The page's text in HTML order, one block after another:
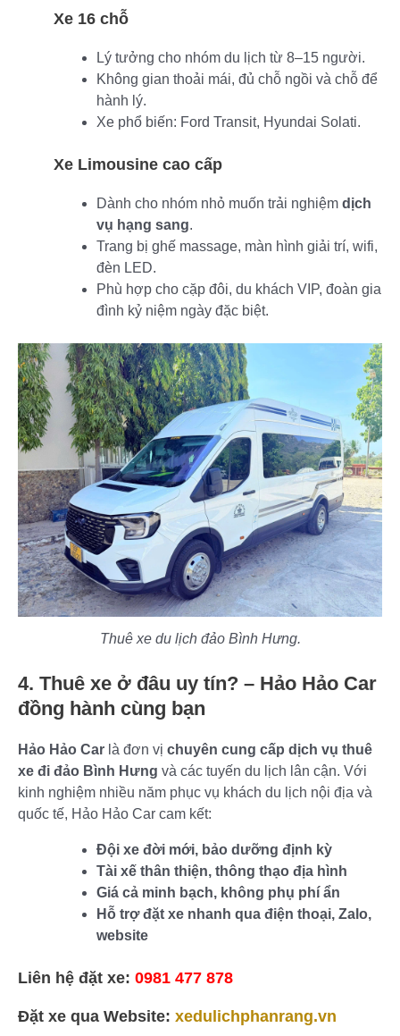
Xe 16 chỗ
Lý tưởng cho nhóm du lịch từ 8–15 người.
Không gian thoải mái, đủ chỗ ngồi và chỗ để
hành lý.
Xe phổ biến: Ford Transit, Hyundai Solati.
Xe Limousine cao cấp
Dành cho nhóm nhỏ muốn trải nghiệm dịch
vụ hạng sang.
Trang bị ghế massage, màn hình giải trí, wifi,
đèn LED.
Phù hợp cho cặp đôi, du khách VIP, đoàn gia
đình kỷ niệm ngày đặc biệt.
Thuê xe du lịch đảo Bình Hưng.
4. Thuê xe ở đâu uy tín? – Hảo Hảo Car
đồng hành cùng bạn
Hảo Hảo Car là đơn vị chuyên cung cấp dịch vụ thuê
xe đi đảo Bình Hưng và các tuyến du lịch lân cận. Với
kinh nghiệm nhiều năm phục vụ khách du lịch nội địa và
quốc tế, Hảo Hảo Car cam kết:
Đội xe đời mới, bảo dưỡng định kỳ
Tài xế thân thiện, thông thạo địa hình
Giá cả minh bạch, không phụ phí ẩn
Hỗ trợ đặt xe nhanh qua điện thoại, Zalo,
website
Liên hệ đặt xe: 0981 477 878
Đặt xe qua Website: xedulichphanrang.vn